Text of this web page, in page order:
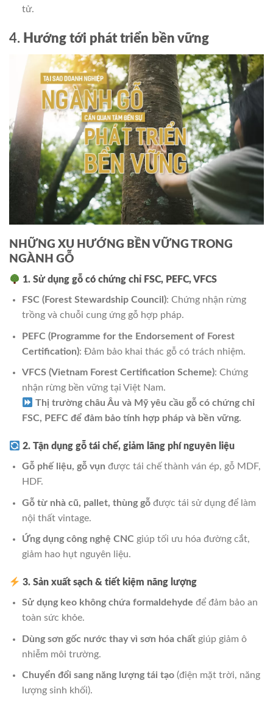
tử.
4. Hướng tới phát triển bền vững
NHỮNG XU HƯỚNG BỀN VỮNG TRONG
NGÀNH GỖ
1. Sử dụng gỗ có chứng chỉ FSC, PEFC, VFCS
FSC (Forest Stewardship Council): Chứng nhận rừng
trồng và chuỗi cung ứng gỗ hợp pháp.
PEFC (Programme for the Endorsement of Forest
Certification): Đảm bảo khai thác gỗ có trách nhiệm.
VFCS (Vietnam Forest Certification Scheme): Chứng
nhận rừng bền vững tại Việt Nam.
Thị trường châu Âu và Mỹ yêu cầu gỗ có chứng chỉ
FSC, PEFC để đảm bảo tính hợp pháp và bền vững.
2. Tận dụng gỗ tái chế, giảm lãng phí nguyên liệu
Gỗ phế liệu, gỗ vụn được tái chế thành ván ép, gỗ MDF,
HDF.
Gỗ từ nhà cũ, pallet, thùng gỗđược tái sử dụng để làm
nội thất vintage.
Ứng dụng công nghệ CNC giúp tối ưu hóa đường cắt,
giảm hao hụt nguyên liệu.
3. Sản xuất sạch & tiết kiệm năng lượng
Sử dụng keo không chứa formaldehyde để đảm bảo an
toàn sức khỏe.
Dùng sơn gốc nước thay vì sơn hóa chấtgiúp giảm ô
nhiễm môi trường.
Chuyển đổi sang năng lượng tái tạo(điện mặt trời, năng
lượng sinh khối).